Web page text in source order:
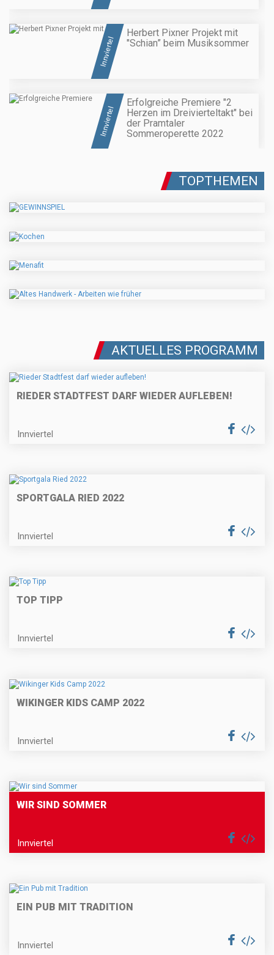
Innviertel
Herbert Pixner Projekt mit
"Schian” beim Musiksommer
Innviertel
Erfolgreiche Premiere "2
Herzen im Dreivierteltakt" bei
der Pramtaler
Sommeroperette 2022
TOPTHEMEN
AKTUELLES PROGRAMM
RIEDER STADTFEST DARF WIEDER AUFLEBEN!
Innviertel
SPORTGALA RIED 2022
Innviertel
TOP TIPP
Innviertel
WIKINGER KIDS CAMP 2022
Innviertel
WIR SIND SOMMER
Innviertel
EIN PUB MIT TRADITION
Innviertel